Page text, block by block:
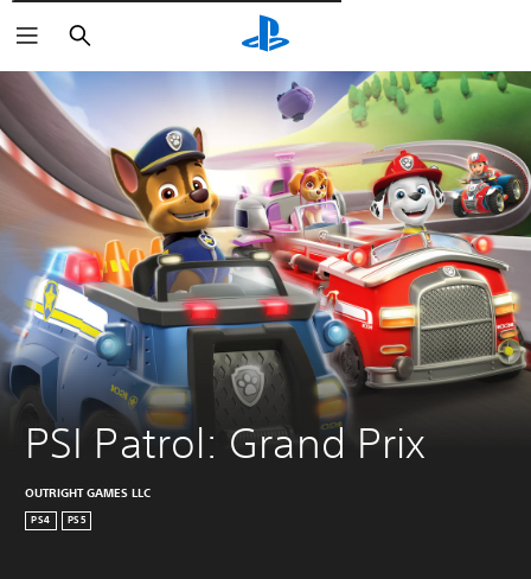
Wyszukaj
PSI Patrol: Grand Prix
OUTRIGHT GAMES LLC
PS4 PS5